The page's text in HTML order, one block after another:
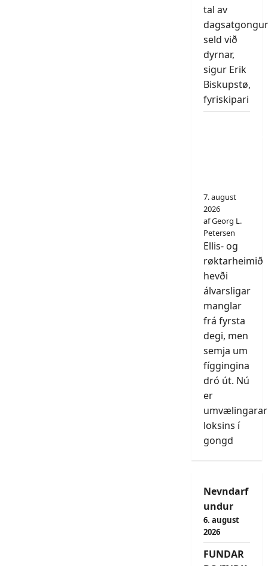
tal av
seld við
dyrnar,
sigur Erik
Biskupstø,
fyriskipari
7. august
2026
af Georg L.
Petersen
Ellis- og
røktarheimið
hevði
álvarsligar
manglar
frá fyrsta
degi, men
semja um
fíggingina
dró út. Nú
er
loksins í
gongd
Nevndarf
undur
6. august
2026
FUNDAR